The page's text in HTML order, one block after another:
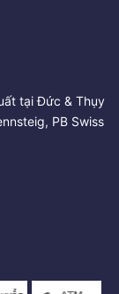
tại Đức & Thụy
PB Swiss